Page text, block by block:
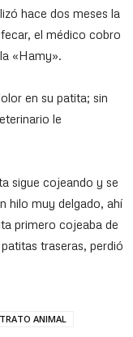
hace dos meses la
el médico cobro
«Hamy».
en su patita; sin
le
sigue cojeando y se
hilo muy delgado, ahí
primero cojeaba de
traseras, perdió
ANIMAL